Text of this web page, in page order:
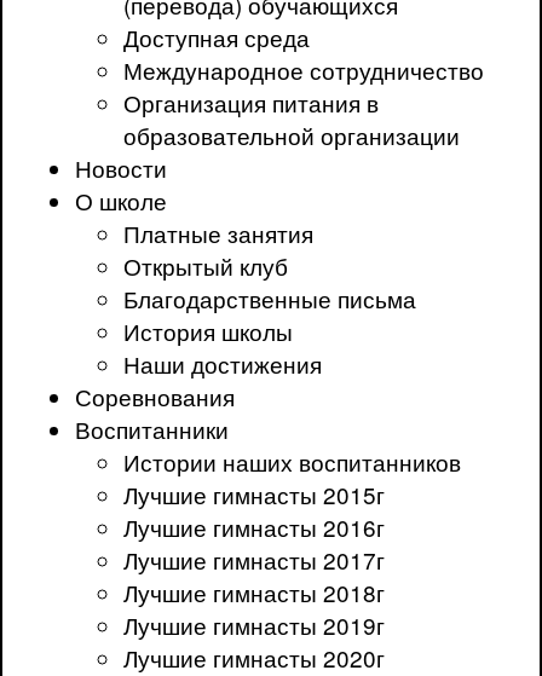
Доступная среда
Международное сотрудничество
Организация питания в
образовательной организации
Новости
О школе
Платные занятия
Открытый клуб
Благодарственные письма
История школы
Наши достижения
Соревнования
Воспитанники
Истории наших воспитанников
Лучшие гимнасты 2015г
Лучшие гимнасты 2016г
Лучшие гимнасты 2017г
Лучшие гимнасты 2018г
Лучшие гимнасты 2019г
Лучшие гимнасты 2020г